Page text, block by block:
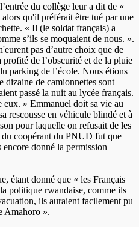
du collège leur a dit de «
qu'il préférait être tué par une
« Il (le soldat français) a
s’ils se moquaient de nous. ».
pas d’autre choix que de
de l’obscurité et de la pluie
parking de l’école. Nous étions
de camionnettes sont
passé la nuit au lycée français.
eux. » Emmanuel doit sa vie au
rescousse en véhicule blindé et à
pour laquelle on refusait de les
du coopérant du PNUD fut que
donné la permission
étant donné que « les Français
politique rwandaise, comme ils
ils auraient facilement pu
Amahoro ».